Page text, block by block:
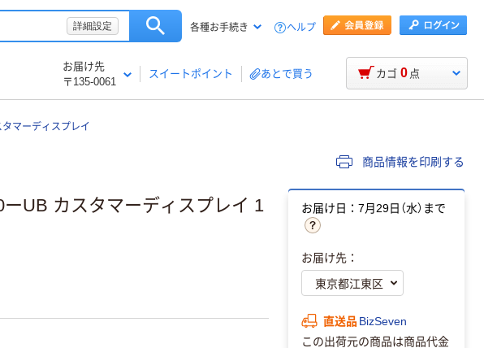
詳細設定 各種お手続き ヘルプ
お届け先
〒135-0061
スイートポイント あとで買う カゴ 0 点
マーディスプレイ
商品情報を印刷する
UB カスタマーディスプレイ 1
お届け日：7月29日（水）まで
お届け先：
直送品 BizSeven
この出荷元の商品は商品代金